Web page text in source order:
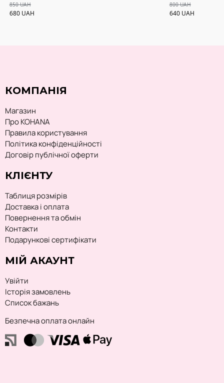
850UAH
680 UAH
800UAH
640 UAH
КОМПАНІЯ
Магазин
Про KOHANA
Правила користування
Політика конфіденційності
Договір публічної оферти
КЛІЄНТУ
Таблиця розмірів
Доставка і оплата
Повернення та обмін
Контакти
Подарункові сертифікати
МІЙ АКАУНТ
Увійти
Історія замовлень
Список бажань
Безпечна оплата онлайн